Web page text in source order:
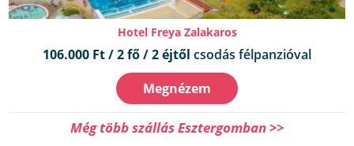
Hotel Freya Zalakaros
106.000 Ft / 2 fő / 2 éjtől csodás félpanzióval
Megnézem
Még több szállás Esztergomban >>